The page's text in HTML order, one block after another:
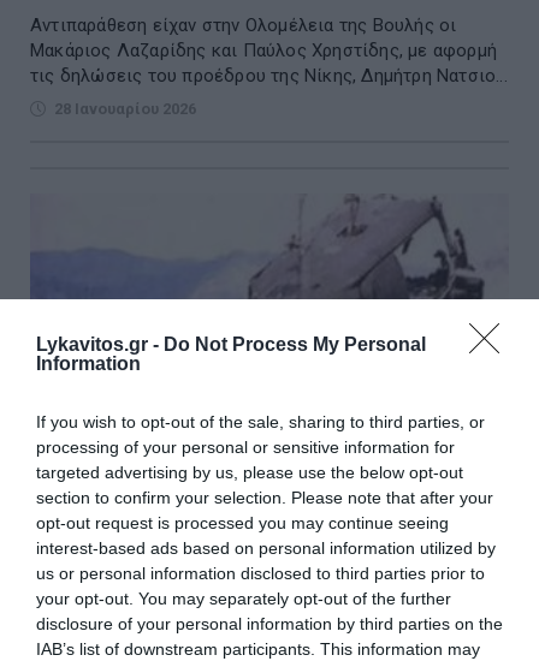
Lykavitos.gr - Do Not Process My Personal
Information
If you wish to opt-out of the sale, sharing to third parties, or
processing of your personal or sensitive information for
targeted advertising by us, please use the below opt-out
section to confirm your selection. Please note that after your
opt-out request is processed you may continue seeing
interest-based ads based on personal information utilized by
us or personal information disclosed to third parties prior to
your opt-out. You may separately opt-out of the further
disclosure of your personal information by third parties on the
IAB’s list of downstream participants. This information may
Αντιπαράθεση είχαν στην Ολομέλεια της Βουλής οι
Μακάριος Λαζαρίδης και Παύλος Χρηστίδης, με αφορμή
τις δηλώσεις του προέδρου της Νίκης, Δημήτρη Νατσιο...
28 Ιανουαρίου 2026
Να ανοίξει ξανά ο φάκελος για τα Ίμια - Τι
συνέβη τη μοιραία νύχτα, το κράνος του ήρωα
Βλαχάκου και τα «χαμένα» μέρη του